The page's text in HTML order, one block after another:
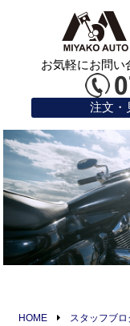
お気軽にお問い
注文・
HOME スタッフブロ